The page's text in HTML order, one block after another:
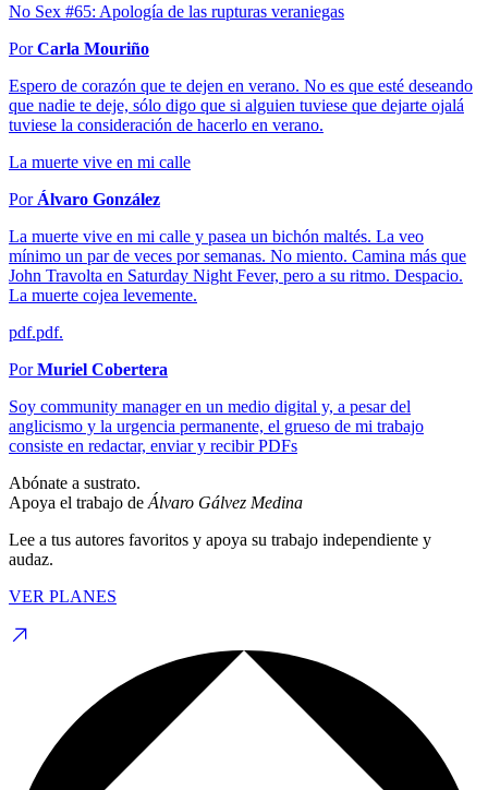
No Sex #65: Apología de las rupturas veraniegas
PorCarla Mouriño
Espero de corazón que te dejen en verano. No es que esté deseando
que nadie te deje, sólo digo que si alguien tuviese que dejarte ojalá
tuviese la consideración de hacerlo en verano.
La muerte vive en mi calle
Por Álvaro González
La muerte vive en mi calle y pasea un bichón maltés. La veo
mínimo un par de veces por semanas. No miento. Camina más que
John Travolta en Saturday Night Fever, pero a su ritmo. Despacio.
La muerte cojea levemente.
pdf.pdf.
PorMuriel Cobertera
Soy community manager en un medio digital y, a pesar del
anglicismo y la urgencia permanente, el grueso de mi trabajo
consiste en redactar, enviar y recibir PDFs
Abónate a sustrato.
Apoya el trabajo de Álvaro Gálvez Medina
Lee a tus autores favoritos y apoya su trabajo independiente y
audaz.
VER PLANES